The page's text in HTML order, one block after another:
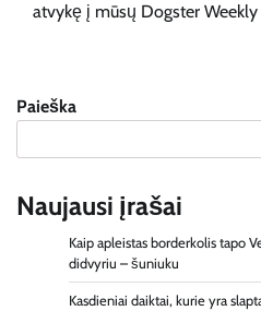
atvykę į mūsų Dogster
Paieška
Naujausi įrašai
Kaip apleistas borderkolis tapo
didvyriu – šuniuku
Kasdieniai daiktai, kurie yra